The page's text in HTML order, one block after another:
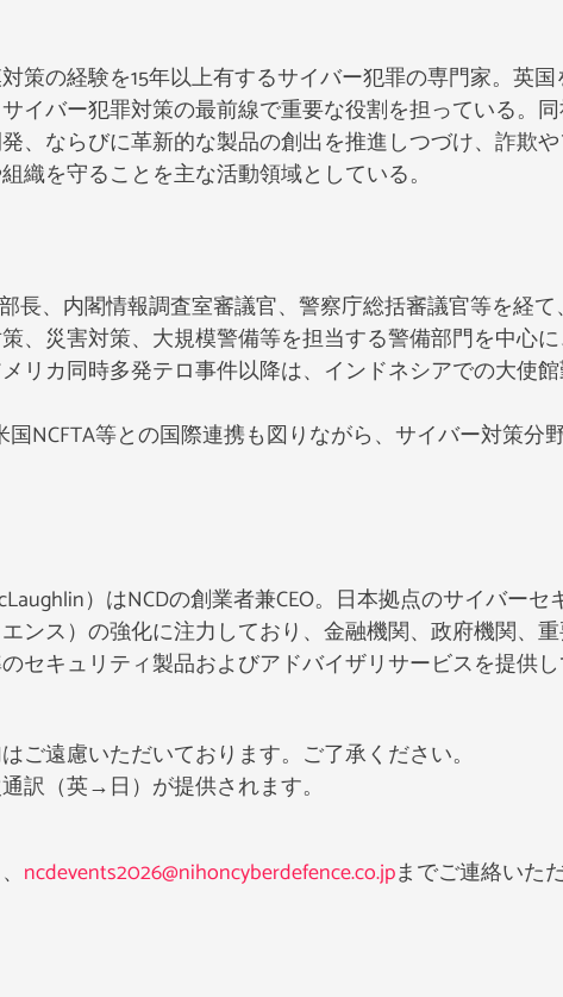
策の経験を15年以上有するサイバー犯罪の専門家。英
サイバー犯罪対策の最前線で重要な役割を担っている。
、ならびに革新的な製品の創出を推進しつづけ、詐欺
織を守ることを主な活動領域としている。
長、内閣情報調査室審議官、警察庁総括審議官等を経
、災害対策、大規模警備等を担当する警備部門を中心
リカ同時多発テロ事件以降は、インドネシアでの大使
NCFTA等との国際連携も図りながら、サイバー対策
）はNCDの創業者兼CEO。日本拠点のサイバー
ンス）の強化に注力しており、金融機関、政府機関、
セキュリティ製品およびアドバイザリサービスを提供し
ご遠慮いただいております。ご了承ください。
訳（英→日）が提供されます。
ncdevents2026@nihoncyberdefence.co.jpまでご連絡いた